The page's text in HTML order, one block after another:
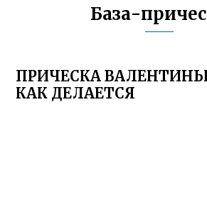
База-
ПРИЧЕСКА
КАК ДЕЛАЕТСЯ